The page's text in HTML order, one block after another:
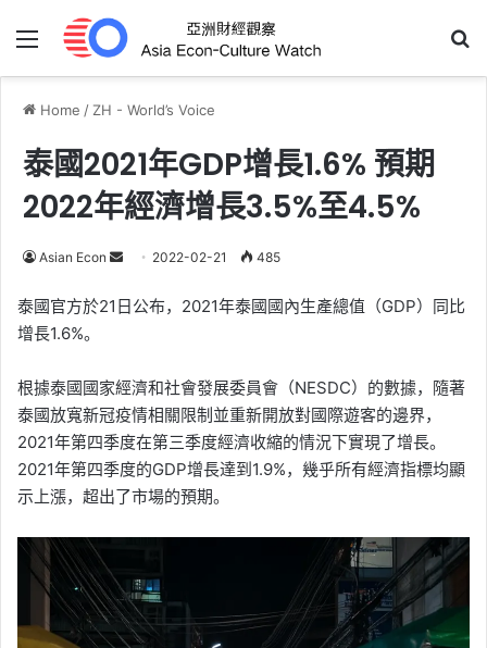
Menu
Home / ZH - World’s Voice
泰國2021年GDP增長1.6% 預期
2022年經濟增長3.5%至4.5%
Asian Econ
Send
email
2022-02-21 485
泰國官方於21日公布，2021年泰國國內生產總值（GDP）同比
增長1.6%。
根據泰國國家經濟和社會發展委員會（NESDC）的數據，隨著
泰國放寬新冠疫情相關限制並重新開放對國際遊客的邊界，
2021年第四季度在第三季度經濟收縮的情況下實現了增長。
2021年第四季度的GDP增長達到1.9%，幾乎所有經濟指標均顯
示上漲，超出了市場的預期。